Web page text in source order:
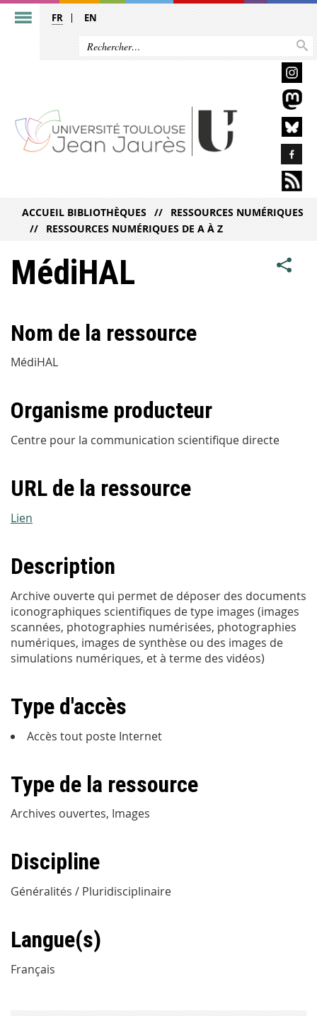
FR EN
ACCUEIL BIBLIOTHÈQUES
RESSOURCES NUMÉRIQUES
RESSOURCES NUMÉRIQUES DE A À Z
MédiHAL
Nom de la ressource
MédiHAL
Organisme producteur
Centre pour la communication scientifique directe
URL de la ressource
Lien
Description
Archive ouverte qui permet de déposer des documents
iconographiques scientifiques de type images (images
scannées, photographies numérisées, photographies
numériques, images de synthèse ou des images de
simulations numériques, et à terme des vidéos)
Type d'accès
Accès tout poste Internet
Type de la ressource
Archives ouvertes, Images
Discipline
Généralités / Pluridisciplinaire
Langue(s)
Français